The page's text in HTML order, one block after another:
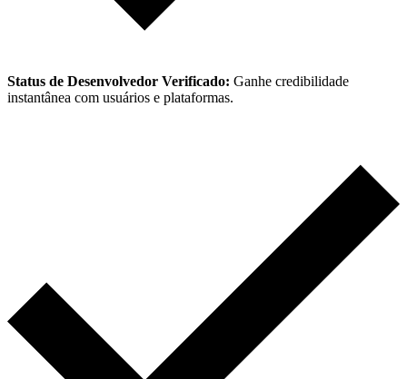
Status de Desenvolvedor Verificado: Ganhe credibilidade
instantânea com usuários e plataformas.